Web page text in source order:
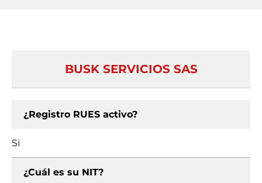
BUSK SERVICIOS SAS
¿Registro RUES activo?
Si
¿Cuál es su NIT?